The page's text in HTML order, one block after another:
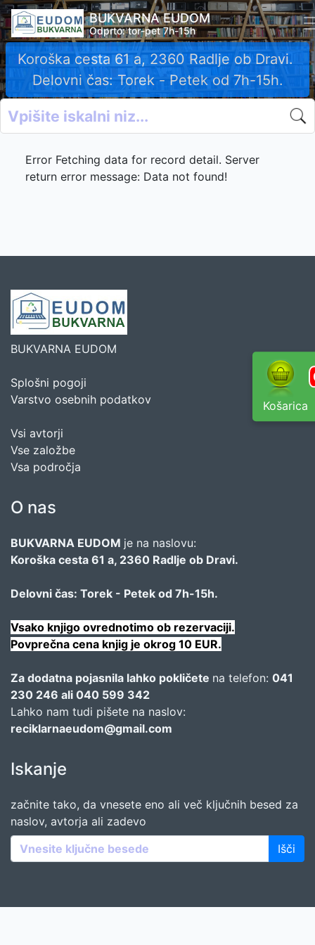
BUKVARNA EUDOM
Odprto: tor-pet 7h-15h
Koroška cesta 61 a, 2360 Radlje ob Dravi.
Delovni čas: Torek - Petek od 7h-15h.
Košarica
Error Fetching data for record detail. Server
return error message: Data not found!
BUKVARNA EUDOM
Splošni pogoji
Varstvo osebnih podatkov
Vsi avtorji
Vse založbe
Vsa področja
O nas
BUKVARNA EUDOM je na naslovu:
Koroška cesta 61 a, 2360 Radlje ob Dravi.
Delovni čas: Torek - Petek od 7h-15h.
Vsako knjigo ovrednotimo ob rezervaciji.
Povprečna cena knjig je okrog 10 EUR.
Za dodatna pojasnila lahko pokličete na telefon: 041
230 246 ali 040 599 342
Lahko nam tudi pišete na naslov:
reciklarnaeudom@gmail.com
Iskanje
začnite tako, da vnesete eno ali več ključnih besed za
naslov, avtorja ali zadevo
Išči